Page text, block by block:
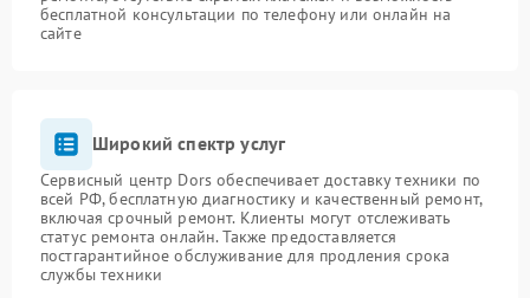
бесплатной консультации по телефону или онлайн на
сайте
Широкий спектр услуг
Сервисный центр Dors обеспечивает доставку техники по
всей РФ, бесплатную диагностику и качественный ремонт,
включая срочный ремонт. Клиенты могут отслеживать
статус ремонта онлайн. Также предоставляется
постгарантийное обслуживание для продления срока
службы техники